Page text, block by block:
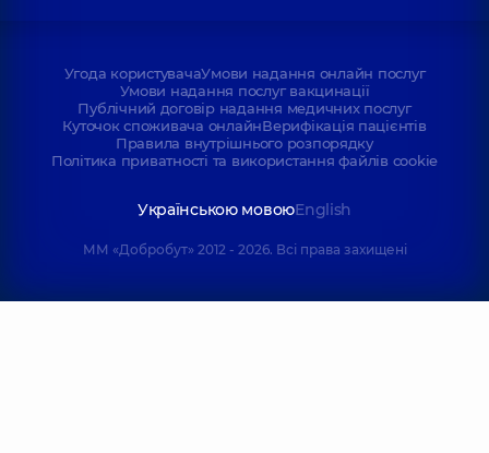
Угода користувачаУмови надання онлайн послуг
Умови надання послуг вакцинації
Публічний договір надання медичних послуг
Куточок споживача онлайнВерифікація пацієнтів
Правила внутрішнього розпорядку
Політика приватності та використання файлів cookie
Українською мовоюEnglish
ММ «Добробут» 2012 - 2026. Всі права захищені